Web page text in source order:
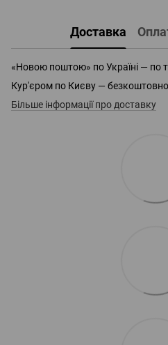
Доставка
«Новою поштою» по Україні — по
Кур'єром по Києву —
Більше інформації про доставку